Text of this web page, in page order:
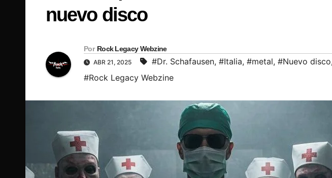
nuevo disco
Por Rock Legacy Webzine
ABR 21, 2025 #Dr. Schafausen, #Italia, #metal, #Nuevo disco,
#Rock Legacy Webzine